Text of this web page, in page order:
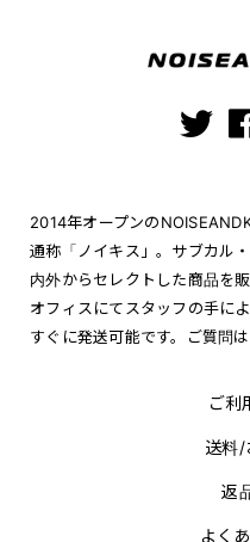
2014年オープンの
通称「ノイキス」。サブカル
内外からセレクトした商品を
オフィスにてスタッフの手に
すぐに発送可能です。ご質問
ご利
送料/
返
よく